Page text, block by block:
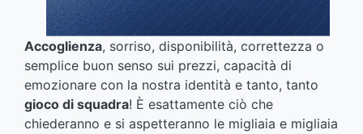
Accoglienza, sorriso, disponibilità, correttezza o
semplice buon senso sui prezzi, capacità di
emozionare con la nostra identità e tanto, tanto
gioco di squadra! È esattamente ciò che
chiederanno e si aspetteranno le migliaia e migliaia